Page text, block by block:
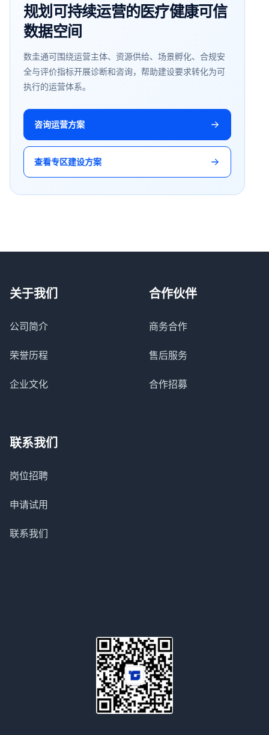
规划可持续运营的医疗健康可信
数据空间
数圭通可围绕运营主体、资源供给、场景孵化、合规安
全与评价指标开展诊断和咨询，帮助建设要求转化为可
执行的运营体系。
咨询运营方案
查看专区建设方案
关于我们
公司简介
荣誉历程
企业文化
合作伙伴
商务合作
售后服务
合作招募
联系我们
岗位招聘
申请试用
联系我们